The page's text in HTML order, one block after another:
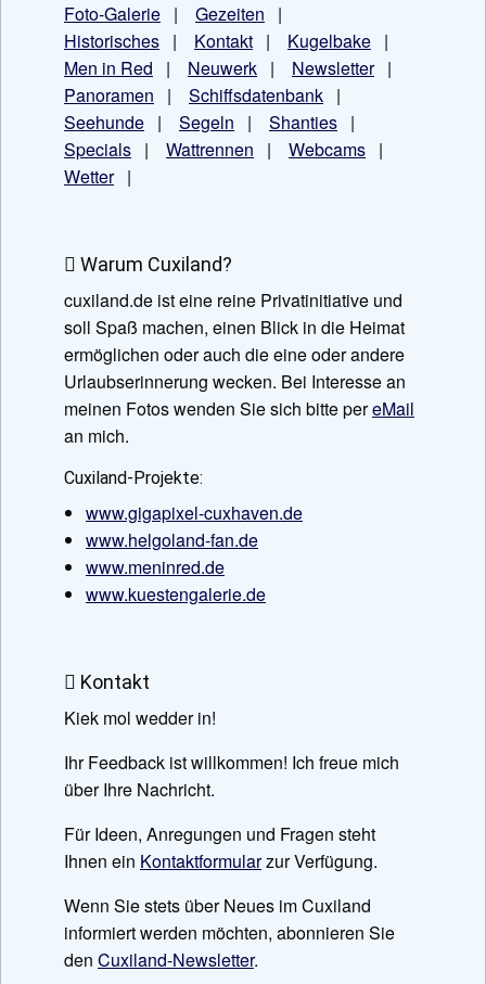
Foto-Galerie | Gezeiten |
Historisches | Kontakt | Kugelbake |
Men in Red | Neuwerk | Newsletter|
Panoramen | Schiffsdatenbank |
Seehunde | Segeln | Shanties |
Specials | Wattrennen | Webcams |
Wetter|
Warum Cuxiland?
cuxiland.de ist eine reine Privatinitiative und
soll Spaß machen, einen Blick in die Heimat
ermöglichen oder auch die eine oder andere
Urlaubserinnerung wecken. Bei Interesse an
meinen Fotos wenden Sie sich bitte pereMail
an mich.
Cuxiland-Projekte:
www.gigapixel-cuxhaven.de
www.helgoland-fan.de
www.meninred.de
www.kuestengalerie.de
Kontakt
Kiek mol wedder in!
Ihr Feedback ist willkommen! Ich freue mich
über Ihre Nachricht.
Für Ideen, Anregungen und Fragen steht
Ihnen ein Kontaktformularzur Verfügung.
Wenn Sie stets über Neues im Cuxiland
informiert werden möchten, abonnieren Sie
den Cuxiland-Newsletter.